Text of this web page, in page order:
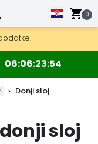
0
€.
unutar 24 sata)
i dekoracije.
06 06 23 53
Donji sloj
sloj